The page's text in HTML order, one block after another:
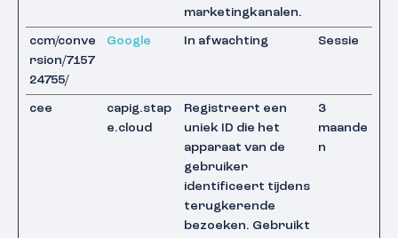
marketingkanalen.
ccm/conve
rsion/7157
24755/
Google In afwachting Sessie
cee
capig.stap
e.cloud
Registreert een
uniek ID die het
apparaat van de
gebruiker
identificeert tijdens
terugkerende
bezoeken. Gebruikt
3
maande
n